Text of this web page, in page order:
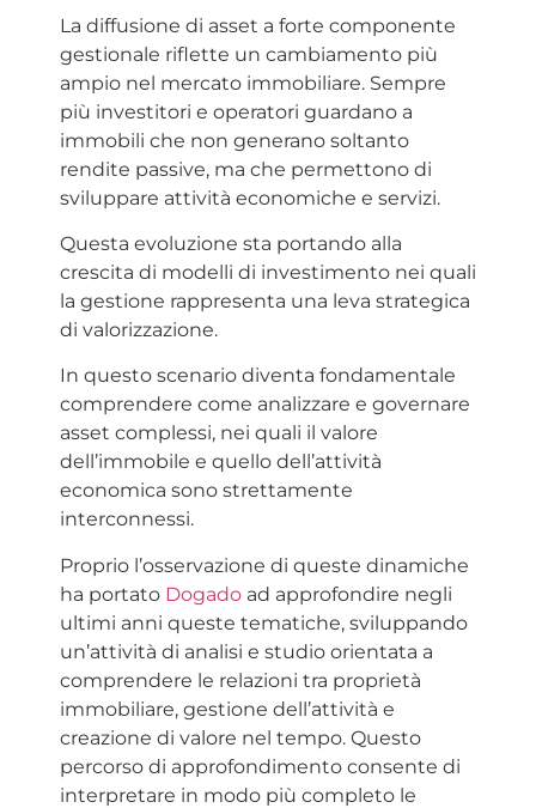
La diffusione di asset a forte componente
gestionale riflette un cambiamento più
ampio nel mercato immobiliare. Sempre
più investitori e operatori guardano a
immobili che non generano soltanto
rendite passive, ma che permettono di
sviluppare attività economiche e servizi.
Questa evoluzione sta portando alla
crescita di modelli di investimento nei quali
la gestione rappresenta una leva strategica
di valorizzazione.
In questo scenario diventa fondamentale
comprendere come analizzare e governare
asset complessi, nei quali il valore
dell’immobile e quello dell’attività
economica sono strettamente
interconnessi.
Proprio l’osservazione di queste dinamiche
ha portato Dogado ad approfondire negli
ultimi anni queste tematiche, sviluppando
un’attività di analisi e studio orientata a
comprendere le relazioni tra proprietà
immobiliare, gestione dell’attività e
creazione di valore nel tempo. Questo
percorso di approfondimento consente di
interpretare in modo più completo le